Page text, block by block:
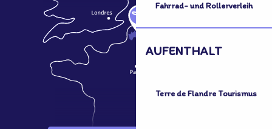
Fahrrad- und Rollerverleih
AUFENTHALT
Terre de Flandre Tourismus